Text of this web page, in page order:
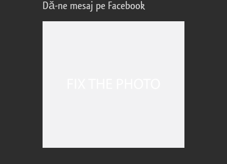
Dă-ne mesaj pe Facebook